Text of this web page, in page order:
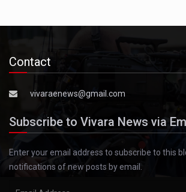
Contact
vivaraenews@gmail.com
Subscribe to Vivara News via
Enter your email address to subscribe to this
notifications of new posts by email.